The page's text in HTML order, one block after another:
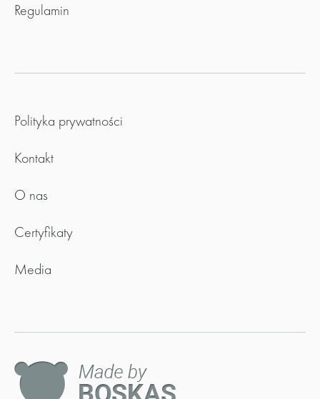
Regulamin
Polityka prywatności
Kontakt
O nas
Certyfikaty
Media